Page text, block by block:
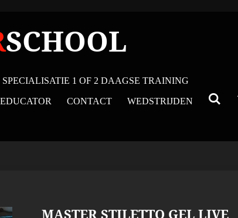
SCHOOL
SPECIALISATIE 1 OF 2 DAAGSE TRAINING
CONTACT WEDSTRIJDEN
MASTER STILETTO GEL LIVE